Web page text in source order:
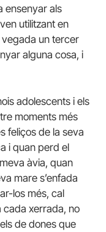
ensenyar als
utilitzant en
un tercer
alguna cosa, i
adolescents i els
moments més
feliços de la seva
i quan perd el
àvia, quan
mare s’enfada
los més, cal
cada xerrada, no
de dones que